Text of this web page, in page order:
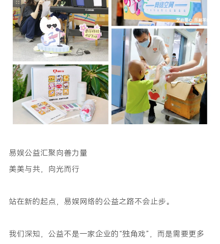
易娱公益汇聚向善力量
美美与共，向光而行
站在新的起点，易娱网络的公益之路不会止步。
我们深知，公益不是一家企业的“独角戏”，而是需要更多